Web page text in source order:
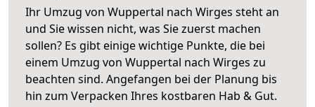
Ihr Umzug von Wuppertal nach Wirges steht an
und Sie wissen nicht, was Sie zuerst machen
sollen? Es gibt einige wichtige Punkte, die bei
einem Umzug von Wuppertal nach Wirges zu
beachten sind. Angefangen bei der Planung bis
hin zum Verpacken Ihres kostbaren Hab & Gut.